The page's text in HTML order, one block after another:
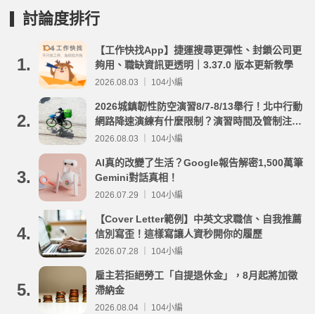
討論度排行
1.
【工作快找App】捷運搜尋更彈性、封鎖公司更
夠用、職缺資訊更透明｜3.37.0 版本更新教學
2026.08.03 ｜ 104小編
2.
2026城鎮韌性防空演習8/7-8/13舉行！北中行動
網路降速演練有什麼限制？演習時間及管制注意
事項整理
2026.08.03 ｜ 104小編
3.
AI真的改變了生活？Google報告解密1,500萬筆
Gemini對話真相！
2026.07.29 ｜ 104小編
4.
【Cover Letter範例】中英文求職信、自我推薦
信別寫歪！這樣寫讓人資秒開你的履歷
2026.07.28 ｜ 104小編
5.
雇主若拒絕勞工「自提退休金」，8月起將加徵
滯納金
2026.08.04 ｜ 104小編